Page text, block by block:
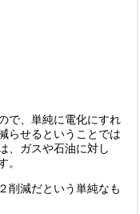
で、単純に電化にすれ
らせるということでは
、ガスや石油に対し
。
削減だという単純なも